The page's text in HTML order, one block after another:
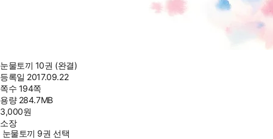
눈물토끼 10권 (완결)
등록일 2017.09.22
쪽수 194쪽
용량 284.7MB
3,000원
소장
눈물토끼 9권 선택